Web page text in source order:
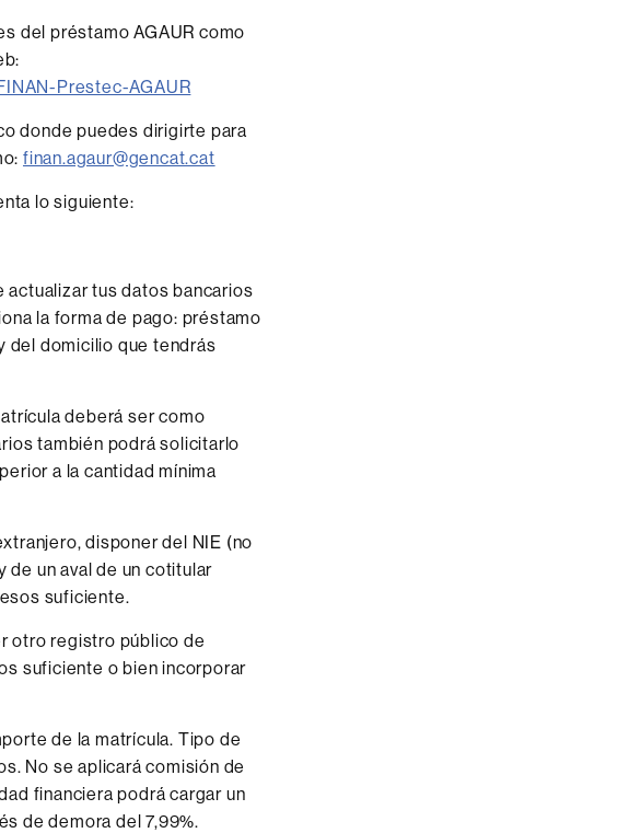
del préstamo AGAUR como
Prestec-AGAUR
donde puedes dirigirte para
finan.agaur@gencat.cat
lo siguiente:
tus datos bancarios
la forma de pago: préstamo
del domicilio que tendrás
deberá ser como
también podrá solicitarlo
a la cantidad mínima
disponer del NIE (no
un aval de un cotitular
suficiente.
otro registro público de
suficiente o bien incorporar
de la matrícula. Tipo de
No se aplicará comisión de
financiera podrá cargar un
de demora del 7,99%.